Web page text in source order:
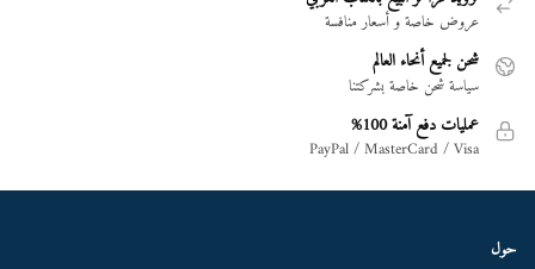
عروض خاصة و أسعار منافسة
شحن لجميع أنحاء العالم
سياسة شحن خاصة بشركتنا
عمليات دفع آمنة 100%
PayPal / MasterCard / Visa
حول